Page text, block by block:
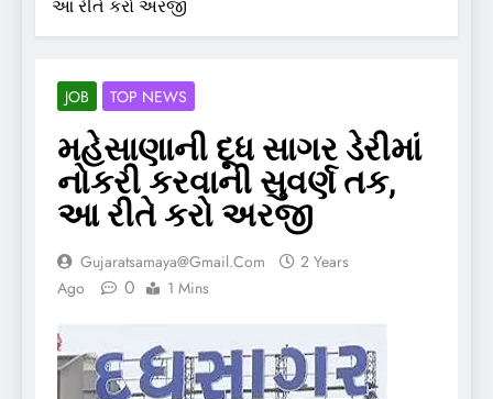
આ રીતે કરો અરજી
JOB TOP NEWS
મહેસાણાની દૂધ સાગર ડેરીમાં
નોકરી કરવાની સુવર્ણ તક,
આ રીતે કરો અરજી
Gujaratsamaya@gmail.com
2 Years
Ago
0 1 Mins